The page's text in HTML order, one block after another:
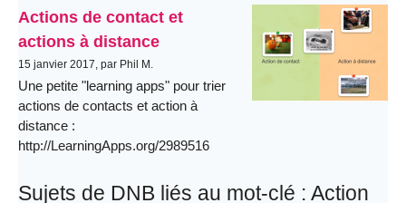
L’énergie et ses conversions
Des signaux pour observer et communiquer
Divers
Actions de contact et
actions à distance
15 janvier 2017, par Phil M.
Une petite "learning apps" pour trier
actions de contacts et action à
distance :
http://LearningApps.org/2989516
Sujets de DNB liés au mot-clé : Action